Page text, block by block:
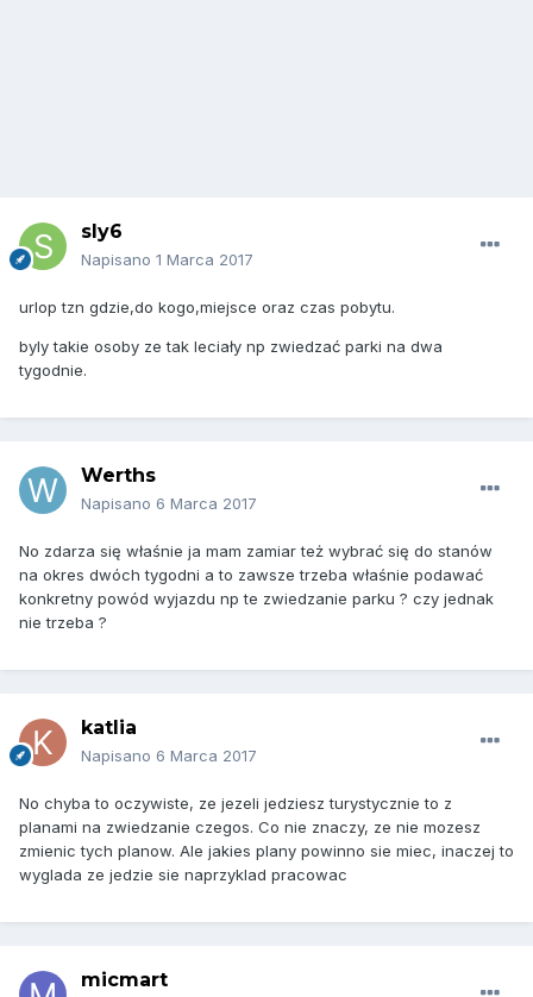
sly6
Napisano 1 Marca 2017
urlop tzn gdzie,do kogo,miejsce oraz czas pobytu.
byly takie osoby ze tak leciały np zwiedzać parki na dwa
tygodnie.
Werths
Napisano 6 Marca 2017
No zdarza się właśnie ja mam zamiar też wybrać się do stanów
na okres dwóch tygodni a to zawsze trzeba właśnie podawać
konkretny powód wyjazdu np te zwiedzanie parku ? czy jednak
nie trzeba ?
katlia
Napisano 6 Marca 2017
No chyba to oczywiste, ze jezeli jedziesz turystycznie to z
planami na zwiedzanie czegos. Co nie znaczy, ze nie mozesz
zmienic tych planow. Ale jakies plany powinno sie miec, inaczej to
wyglada ze jedzie sie naprzyklad pracowac
micmart